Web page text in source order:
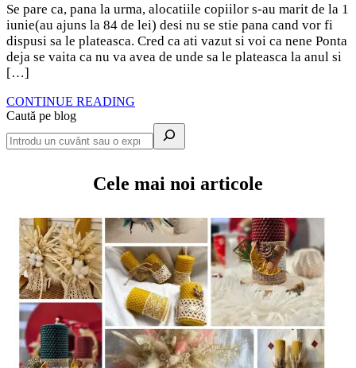
Se pare ca, pana la urma, alocatiile copiilor s-au marit de la 1
iunie(au ajuns la 84 de lei) desi nu se stie pana cand vor fi
dispusi sa le plateasca. Cred ca ati vazut si voi ca nene Ponta
deja se vaita ca nu va avea de unde sa le plateasca la anul si
[…]
CONTINUE READING
Caută pe blog
Cele mai noi articole